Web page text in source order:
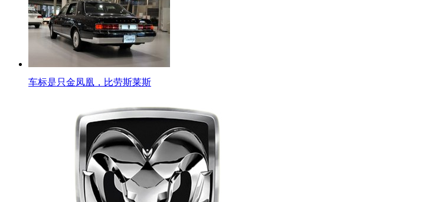
车标是只金凤凰，比劳斯莱斯